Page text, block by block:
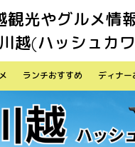
観光やグルメ情
川越(ハッシュカ
ランチおすすめ ディナー